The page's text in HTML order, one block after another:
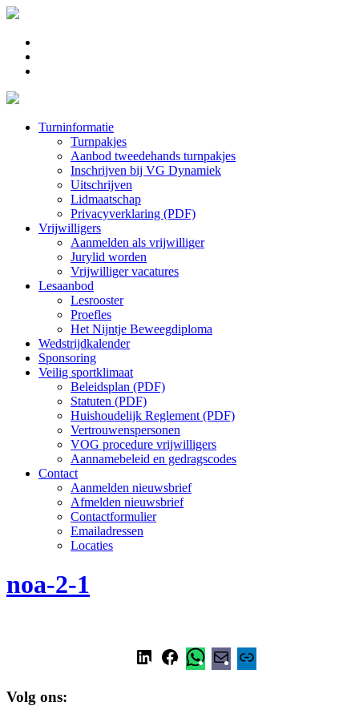
Turninformatie
Turnpakjes
Aanbod tweedehands turnpakjes
Inschrijven bij VG Dynamiek
Uitschrijven
Lidmaatschap
Privacyverklaring (PDF)
Vrijwilligers
Aanmelden als vrijwilliger
Jurylid worden
Vrijwilliger vacatures
Lesaanbod
Lesrooster
Proefles
Het Nijntje Beweegdiploma
Wedstrijdkalender
Sponsoring
Veilig sportklimaat
Beleidsplan (PDF)
Statuten (PDF)
Huishoudelijk Reglement (PDF)
Vertrouwenspersonen
VOG procedure vrijwilligers
Aannamebeleid en gedragscodes
Contact
Aanmelden nieuwsbrief
Afmelden nieuwsbrief
Contactformulier
Emailadressen
Locaties
noa-2-1
Volg ons: